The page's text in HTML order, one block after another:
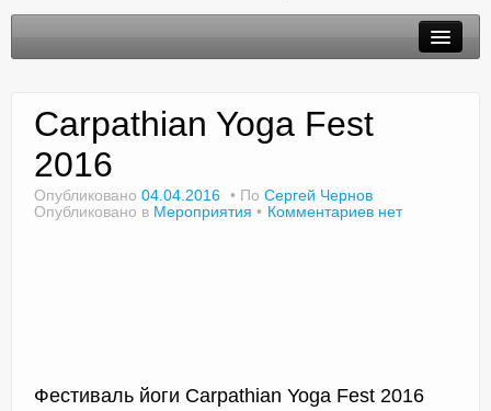
Доктор Чернов
Триггерные точки
Carpathian Yoga Fest
2016
Опубликовано 04.04.2016 По Сергей Чернов
Опубликовано в Мероприятия Комментариев нет
Фестиваль йоги Carpathian Yoga Fest 2016